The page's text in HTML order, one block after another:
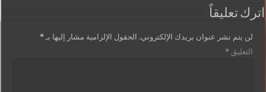
اترك تعليقاً
لن يتم نشر عنوان بريدك الإلكتروني. الحقول الإلزامية مشار إليها بـ*
التعليق*